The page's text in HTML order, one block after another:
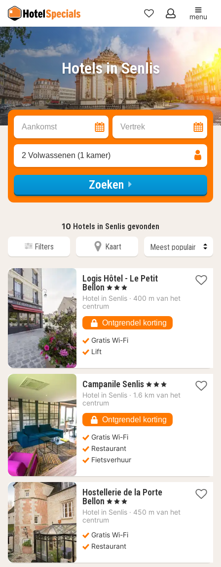
Mijn
favorieten
menu
Hotels in Senlis
Aankomst Vertrek
2 Volwassenen (1 kamer)
Zoeken
10 Hotels in Senlis gevonden
Filters Kaart
Logis Hôtel - Le Petit
Bellon 1
nacht
vanaf
€
, 3 Sterren
Hotel in Senlis · 400 m van het
centrum
Ontgrendel korting
Gratis Wi-Fi
Lift
Campanile Senlis 1
nacht
€
, 3 Sterren
Hotel in Senlis · 1.6 km van het
centrum
Ontgrendel korting
Gratis Wi-Fi
Restaurant
Fietsverhuur
Hostellerie de la Porte
Bellon 1
nacht
vanaf
€
, 3 Sterren
Hotel in Senlis · 450 m van het
centrum
Gratis Wi-Fi
Restaurant